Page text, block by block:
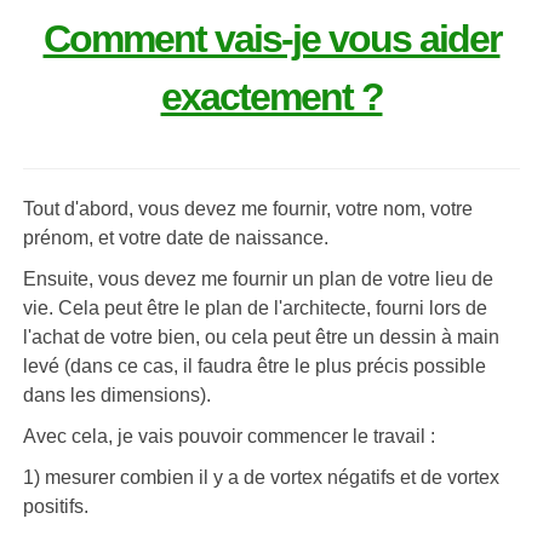
Comment vais-je vous aider
exactement ?
Tout d'abord, vous devez me fournir, votre nom, votre
prénom, et votre date de naissance.
Ensuite, vous devez me fournir un plan de votre lieu de
vie. Cela peut être le plan de l'architecte, fourni lors de
l'achat de votre bien, ou cela peut être un dessin à main
levé (dans ce cas, il faudra être le plus précis possible
dans les dimensions).
Avec cela, je vais pouvoir commencer le travail :
1) mesurer combien il y a de vortex négatifs et de vortex
positifs.